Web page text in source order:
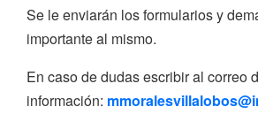
Se le enviarán los formularios y
importante al mismo.
En caso de dudas escribir al correo
información: